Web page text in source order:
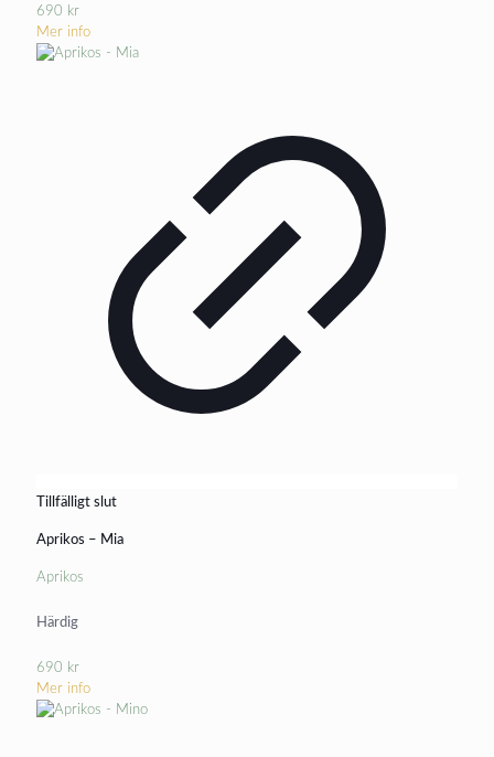
690 kr
Mer info
Tillfälligt slut
Aprikos – Mia
Aprikos
Härdig
690 kr
Mer info